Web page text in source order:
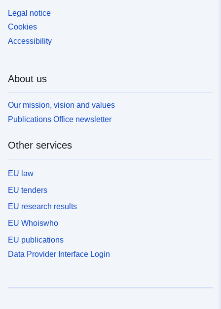
Legal notice
Cookies
Accessibility
About us
Our mission, vision and values
Publications Office newsletter
Other services
EU law
EU tenders
EU research results
EU Whoiswho
EU publications
Data Provider Interface Login